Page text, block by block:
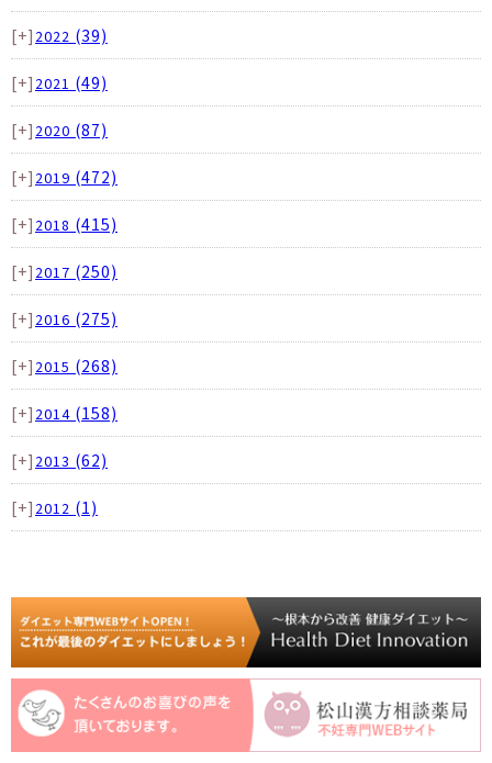
[+] 2022 (39)
[+] 2021 (49)
[+] 2020 (87)
[+] 2019 (472)
[+] 2018 (415)
[+] 2017 (250)
[+] 2016 (275)
[+] 2015 (268)
[+] 2014 (158)
[+] 2013 (62)
[+] 2012 (1)